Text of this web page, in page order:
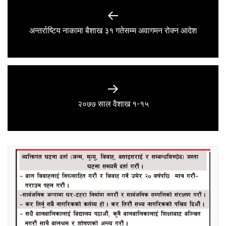
Previous
अन्तर्राष्टिय नाकामा बैशाख ३१ गतेसम्म अवागमन रोक्न आदेश
Next
२०७७ साल वैशाख १-१५